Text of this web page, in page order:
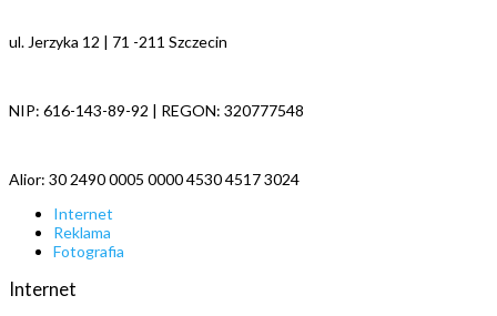
ul. Jerzyka 12 | 71 -211 Szczecin
NIP: 616-143-89-92 | REGON: 320777548
Alior: 30 2490 0005 0000 4530 4517 3024
Internet
Reklama
Fotografia
Internet